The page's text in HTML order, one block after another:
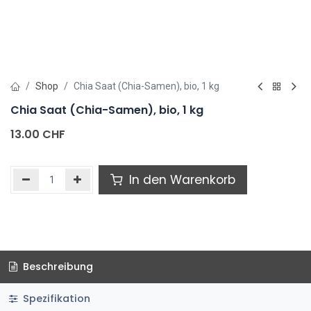
Shop Chia Saat (Chia-Samen), bio, 1 kg
Chia Saat (Chia-Samen), bio, 1 kg
13.00 CHF
In den Warenkorb
Beschreibung
Spezifikation